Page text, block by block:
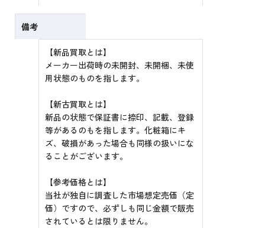
備考
【新品買取とは】
メーカー出荷時の未開封、未開梱、未使
用状態のものを指します。
【新古買取とは】
新品の状態で保証書に捺印、記載、登録
等があるのもを指します。化粧箱にキ
ズ、破損があった場合も同様の扱いにな
ることがございます。
【参考価格とは】
当社が独自に調査した市場想定売価（定
価）ですので、必ずしも同じ金額で販売
されているとは限りません。